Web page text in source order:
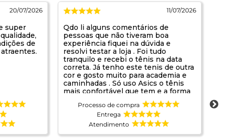
20/07/2026
super
de
11/07/2026
Qdo li alguns comentários de
pessoas que não tiveram boa
experiência fiquei na dúvida e
resolvi testar a loja . Foi tudo
tranquilo e recebi o tênis na data
correta. Já tenho este tenis de outra
cor e gosto muito para academia e
caminhadas . Só uso Asics o tênis
mais confortável que tem e a forma
é mais larga não apertando os pés .
Parabéns a empresa pois não
conhecia sou de Belo Horizonte. Foi
uma boa oportunidade de conhecer
Processo de compra
Entrega
Atendimento